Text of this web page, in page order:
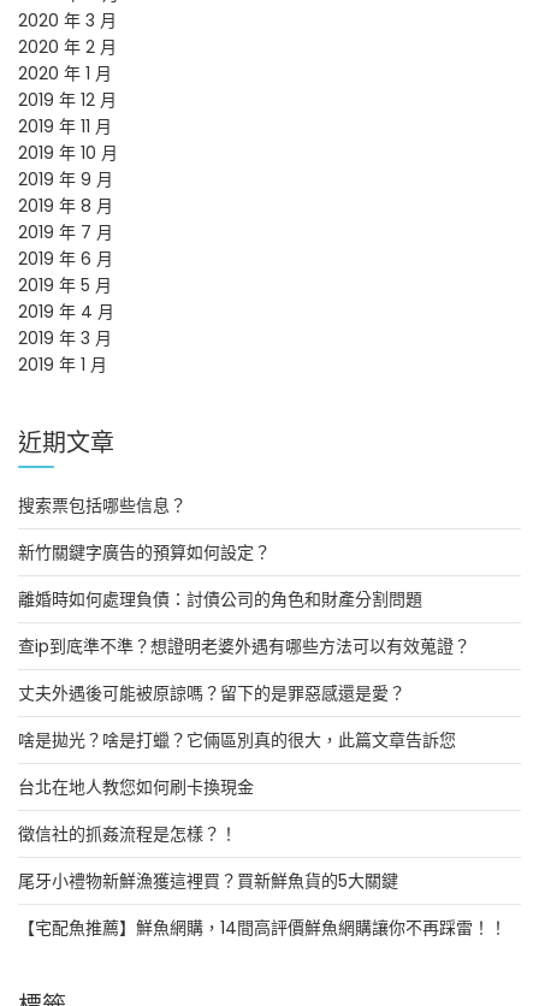
2020 年 3 月
2020 年 2 月
2020 年 1 月
2019 年 12 月
2019 年 11 月
2019 年 10 月
2019 年 9 月
2019 年 8 月
2019 年 7 月
2019 年 6 月
2019 年 5 月
2019 年 4 月
2019 年 3 月
2019 年 1 月
近期文章
搜索票包括哪些信息？
新竹關鍵字廣告的預算如何設定？
離婚時如何處理負債：討債公司的角色和財產分割問題
查ip到底準不準？想證明老婆外遇有哪些方法可以有效蒐證？
丈夫外遇後可能被原諒嗎？留下的是罪惡感還是愛？
啥是拋光？啥是打蠟？它倆區別真的很大，此篇文章告訴您
台北在地人教您如何刷卡換現金
徵信社的抓姦流程是怎樣？！
尾牙小禮物新鮮漁獲這裡買？買新鮮魚貨的5大關鍵
【宅配魚推薦】鮮魚網購，14間高評價鮮魚網購讓你不再踩雷！！